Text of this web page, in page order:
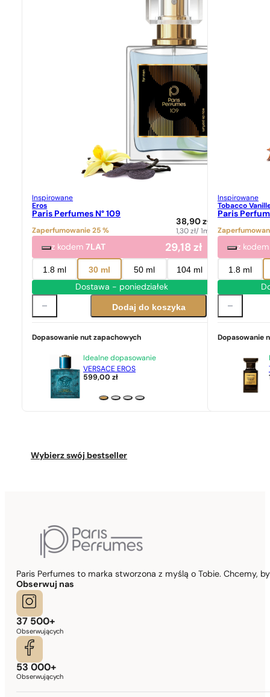
Inspirowane
Eros
Paris Perfumes N° 109
Zaperfumowanie 25 %
38,90zł
1,30zł/ 1ml
z kodem7LAT 29,18zł
1.8 ml 30 ml 50 ml 104 ml
Dostawa - poniedziałek
Dodaj do koszyka
Dopasowanie nut zapachowych
Idealne dopasowanie
VERSACE EROS
599,00zł
Inspirowane
Tobacco
Paris
z
1.8 ml
Dopasowanie
Wybierz swój bestseller
Paris Perfumes to marka stworzona z myślą o Tobie. Chcemy,
Obserwuj nas
37 500+
Obserwujących
53 000+
Obserwujących